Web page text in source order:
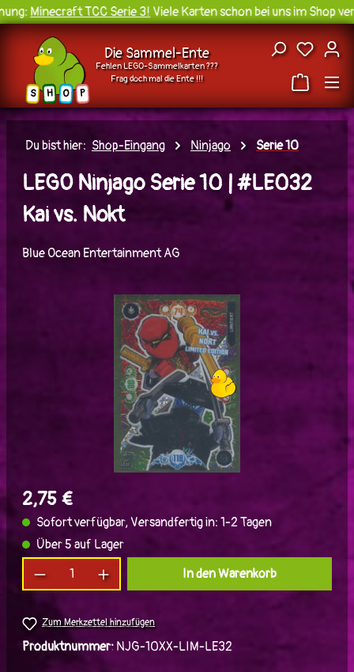
Zum Hauptinhalt springen
Minecraft TCC Serie 3!Viele Karten schon bei uns im Shop
S H O P
Die Sammel-Ente
Fehlen LEGO-Sammelkarten ???
Frag doch mal die Ente !!!
Du
Du bist hier: Shop-Eingang Ninjago Serie 10
LEGO Ninjago Serie 10 | #LE032
Kai vs. Nokt
Blue Ocean Entertainment AG
Bildergalerie überspringen
2,75 €
Sofort verfügbar, Versandfertig in: 1-2 Tagen
Über 5 auf Lager
Produkt Anzahl: Gib den gewünschten Wert
In den Warenkorb
Zum Merkzettel hinzufügen
Produktnummer: NJG-10XX-LIM-LE32